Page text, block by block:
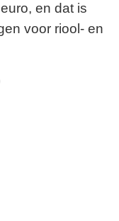
en dat is
voor riool- en